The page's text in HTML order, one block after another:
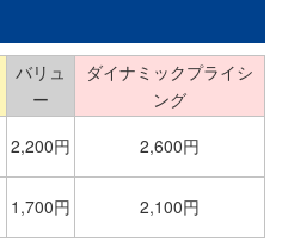
バリュ
ー
ダイナミックプライシ
ング
2,200円
2,600円
1,700円 2,100円